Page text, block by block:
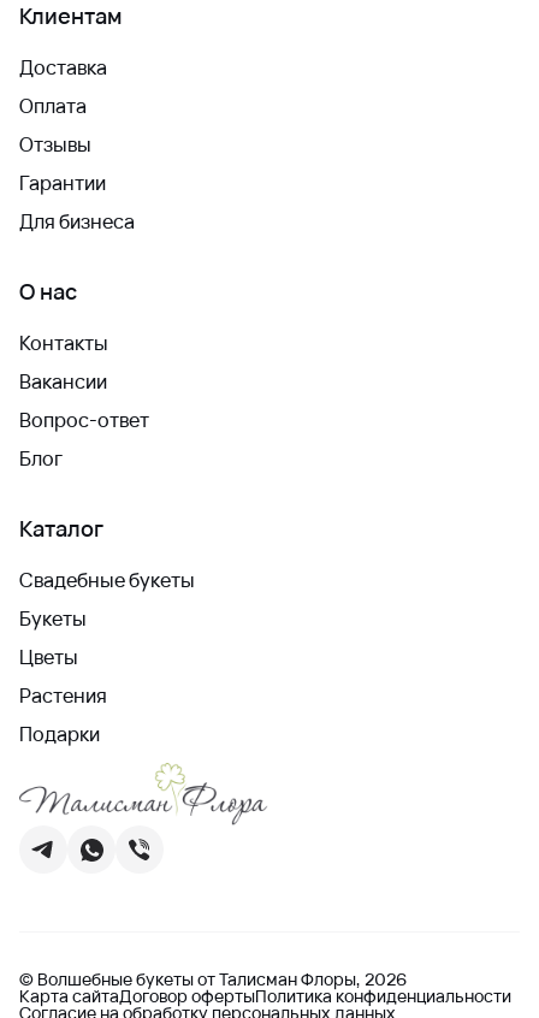
Клиентам
Доставка
Оплата
Отзывы
Гарантии
Для бизнеса
О нас
Контакты
Вакансии
Вопрос-ответ
Блог
Каталог
Свадебные букеты
Букеты
Цветы
Растения
Подарки
© Волшебные букеты от Талисман Флоры, 2026
Карта сайтаДоговор офертыПолитика конфиденциальности
Согласие на обработку персональных данных